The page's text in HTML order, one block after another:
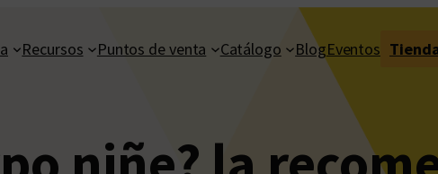
Recursos Puntos de venta Catálogo BlogEventos